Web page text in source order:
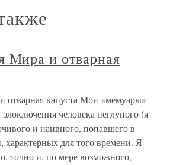
Мира и отварная
отварная капуста Мои «мемуары»
человека неглупого (я
и наивного, попавшего в
характерных для того времени. Я
точно и, по мере возможного,